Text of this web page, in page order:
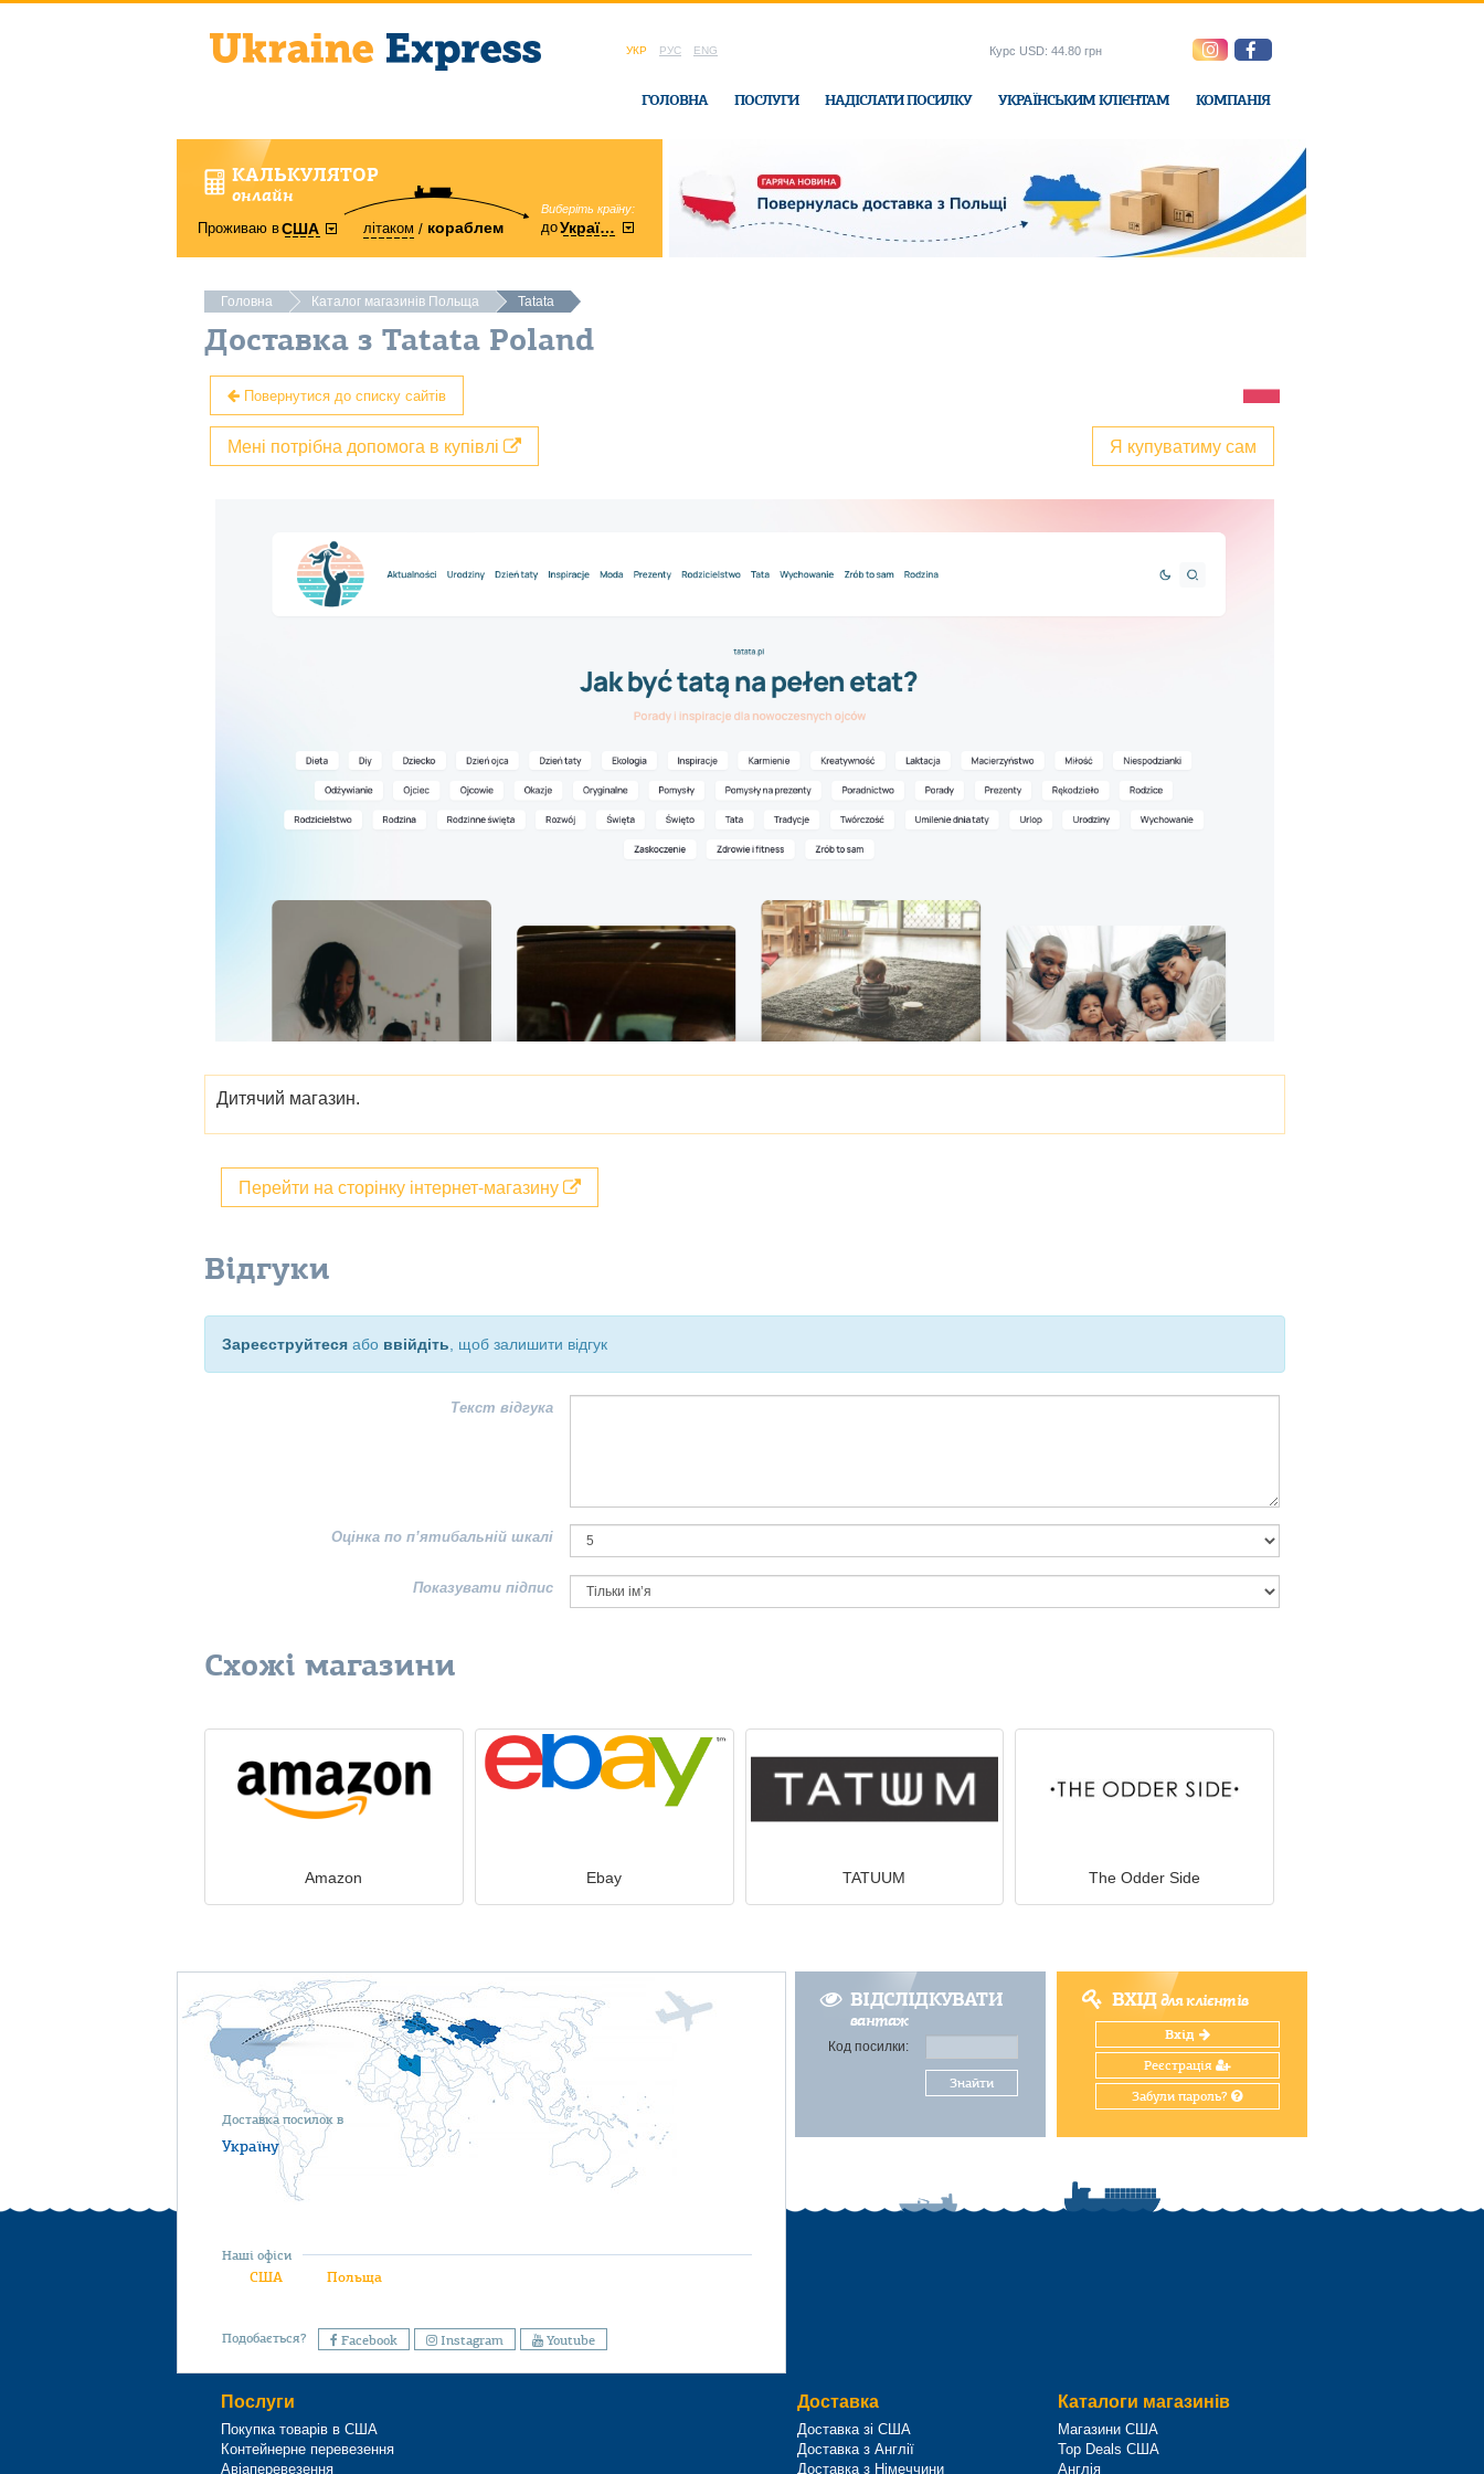
УКР РУС ENG
ГОЛОВНА ПОСЛУГИ НАДІСЛАТИ ПОСИЛКУ УКРАЇНСЬКИМ КЛІЄНТАМ КОМПАНІЯ
Курс USD: 44.80 грн
КАЛЬКУЛЯТОР
онлайн
Проживаю вСША літаком кораблем
Виберіть країну:
доУкраїни
область:
Вінницька в офісі Ukraine-Express
Головна Каталог магазинів Польща Tatata
Доставка з Tatata Poland
Повернутися до списку сайтів
Я купуватиму сам
Мені потрібна допомога в купівлі
Дитячий магазин.
Перейти на сторінку інтернет-магазину
Відгуки
Зареєструйтеся або ввійдіть , щоб залишити відгук
Текст відгука
Оцінка по п’ятибальній шкалі
Показувати підпис
Схожі магазини
Amazon Ebay TATUUM The Odder Side
ВІДСЛІДКУВАТИ
вантаж
Код посилки:
Знайти
ВХІДдля клієнтів
Вхід
Реєстрація
Забули пароль?
Доставка посилок в
Україну
Наші офіси
США Польща
Подобається? Facebook Instagram Youtube
Послуги
Покупка товарів в США
Контейнерне перевезення
Авіаперевезення
Доставка
Доставка зі США
Доставка з Англії
Доставка з Німеччини
Каталоги магазинів
Магазини США
Top Deals США
Англія